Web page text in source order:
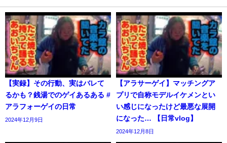
【実録】その行動、実はバレて
るかも？銭湯でのゲイあるある #
アラフォーゲイの日常
2024年12月9日
【アラサーゲイ】マッチングア
プリで自称モデルイケメンとい
い感じになったけど最悪な展開
になった… 【日常vlog】
2024年12月8日